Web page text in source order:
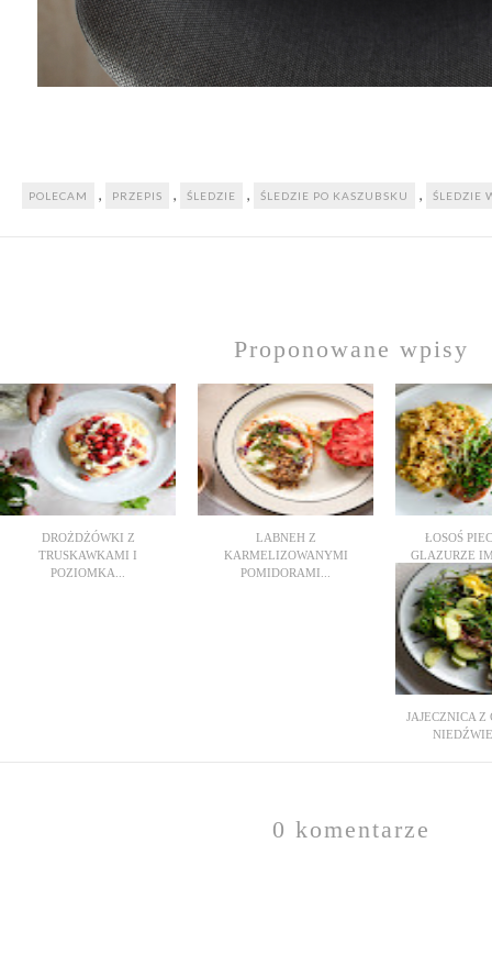
POLECAM , PRZEPIS , ŚLEDZIE , ŚLEDZIE PO KASZUBSKU , ŚLEDZIE
Proponowane wpisy
DROŻDŻÓWKI Z
TRUSKAWKAMI I
POZIOMKA...
LABNEH Z
KARMELIZOWANYMI
POMIDORAMI...
ŁOSOŚ
GLAZURZE
JAJECZNICA Z
0 komentarze